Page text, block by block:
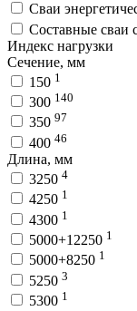
Сваи
Составные сваи
Индекс нагрузки
Сечение, мм
150 1
300 140
350 97
400 46
Длина, мм
3250 4
4250 1
4300 1
5000+12250 1
5000+8250 1
5250 3
5300 1